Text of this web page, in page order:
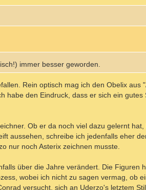
immer besser geworden.
Rein optisch mag ich den Obelix aus
habe den Eindruck, dass er sich ein gutes
Ob er da noch viel dazu gelernt
aussehen, schreibe ich jedenfalls eher
nur noch Asterix zeichnen musste.
über die Jahre verändert. Die Figuren
wobei ich nicht zu sagen vermag, ob
versucht, sich an Uderzo's letztem